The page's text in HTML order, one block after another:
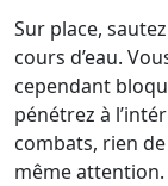
Sur place,
cours d’eau.
cependant
pénétrez à
combats, rien
même attention.